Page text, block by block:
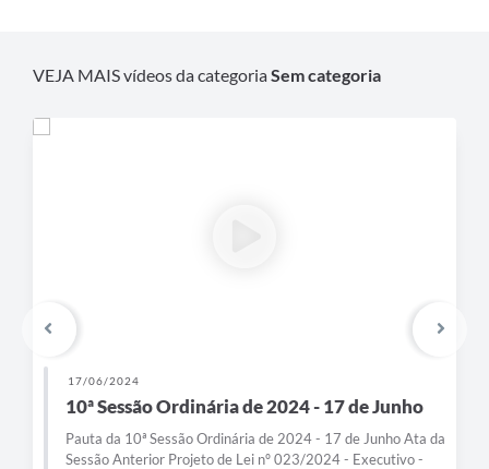
VEJA MAIS vídeos da categoriaSem categoria
17/06/2024
10ª Sessão Ordinária de 2024 - 17 de Junho
Pauta da 10ª Sessão Ordinária de 2024 - 17 de Junho Ata da
Sessão Anterior Projeto de Lei nº 023/2024 - Executivo -